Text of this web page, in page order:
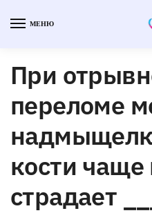
МЕНЮ
При
переломе
кости чаще
страдает